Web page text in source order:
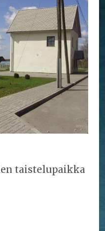
taistelupaikka